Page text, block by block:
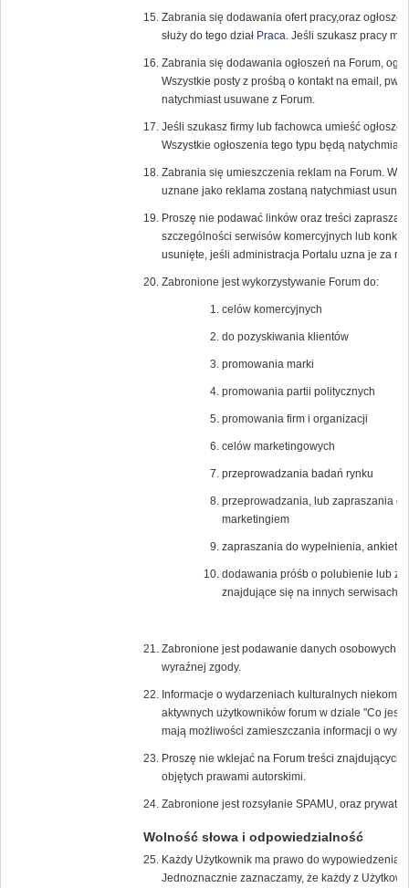
Zabrania się dodawania ofert pracy,oraz
służy do tego dział Praca. Jeśli szukasz pracy
Zabrania się dodawania ogłoszeń na Forum,
Wszystkie posty z prośbą o kontakt na email, pw,
natychmiast usuwane z Forum.
Jeśli szukasz firmy lub fachowca umieść
Wszystkie ogłoszenia tego typu będą
Zabrania się umieszczenia reklam na Forum.
uznane jako reklama zostaną natychmiast
Proszę nie podawać linków oraz treści
szczególności serwisów komercyjnych lub
usunięte, jeśli administracja Portalu uzna je za
Zabronione jest wykorzystywanie Forum do:
celów komercyjnych
do pozyskiwania klientów
promowania marki
promowania partii politycznych
promowania firm i organizacji
celów marketingowych
przeprowadzania badań rynku
przeprowadzania, lub zapraszania
marketingiem
zapraszania do wypełnienia, ankiet
dodawania próśb o polubienie lub
znajdujące się na innych serwisach
Zabronione jest podawanie danych osobowych
wyraźnej zgody.
Informacje o wydarzeniach kulturalnych
aktywnych użytkowników forum w dziale "Co
mają możliwości zamieszczania informacji o
Proszę nie wklejać na Forum treści
objętych prawami autorskimi.
Zabronione jest rozsyłanie SPAMU, oraz
Wolność słowa i odpowiedzialność
Każdy Użytkownik ma prawo do wypowiedzenia
Jednoznacznie zaznaczamy, że każdy z